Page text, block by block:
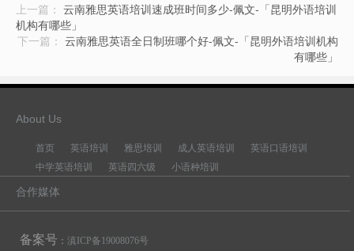
上一篇： 云南雅思英语培训速成班时间多少-佩文-「昆明外语培训
机构有哪些」
下一篇： 云南雅思英语全日制班哪个好-佩文-「昆明外语培训机构
有哪些」
About Us
首页 英语培训 雅思培训 成人英语培训
英语口语培训
中学英语培训
英语四六级 小语种培训
合作媒体
备案号： 滇ICP备19008076号